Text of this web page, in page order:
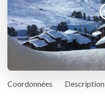
Coordonnées Description